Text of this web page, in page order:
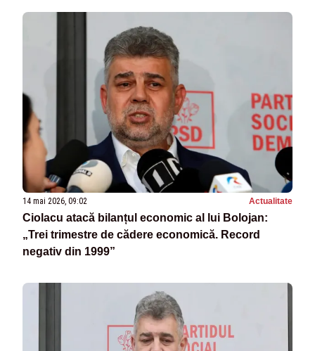
14 mai 2026, 09:02 Actualitate
Ciolacu atacă bilanțul economic al lui Bolojan:
„Trei trimestre de cădere economică. Record
negativ din 1999”